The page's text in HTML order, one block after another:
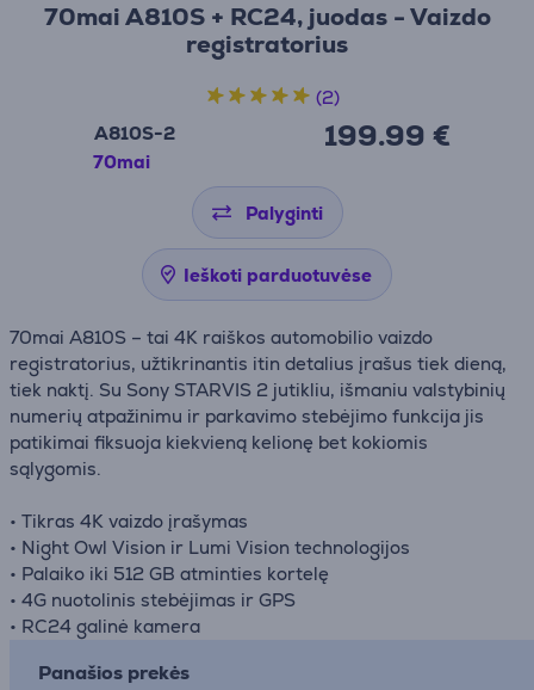
70mai A810S + RC24, juodas - Vaizdo
registratorius
A810S-2
70mai
199.99 €
(2)
Palyginti
Ieškoti parduotuvėse
70mai A810S – tai 4K raiškos automobilio vaizdo
registratorius, užtikrinantis itin detalius įrašus tiek dieną,
tiek naktį. Su Sony STARVIS 2 jutikliu, išmaniu valstybinių
numerių atpažinimu ir parkavimo stebėjimo funkcija jis
patikimai fiksuoja kiekvieną kelionę bet kokiomis
sąlygomis.
• Tikras 4K vaizdo įrašymas
• Night Owl Vision ir Lumi Vision technologijos
• Palaiko iki 512 GB atminties kortelę
• 4G nuotolinis stebėjimas ir GPS
• RC24 galinė kamera
Panašios prekės